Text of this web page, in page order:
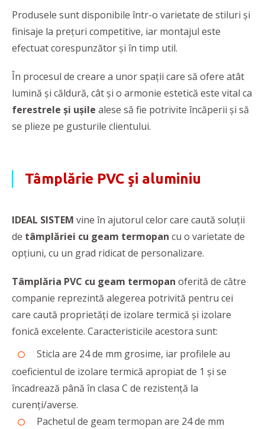
Produsele sunt disponibile într-o varietate de stiluri şi
finisaje la preţuri competitive, iar montajul este
efectuat corespunzător şi în timp util.
În procesul de creare a unor spații care să ofere atât
lumină și căldură, cât și o armonie estetică este vital ca
ferestrele și ușile alese să fie potrivite încăperii și să
se plieze pe gusturile clientului.
Tâmplărie PVC şi aluminiu
IDEAL SISTEM vine în ajutorul celor care caută soluții
de tâmplăriei cu geam termopan cu o varietate de
opţiuni, cu un grad ridicat de personalizare.
Tâmplăria PVC cu geam termopan oferită de către
companie reprezintă alegerea potrivită pentru cei
care caută proprietăţi de izolare termică și izolare
fonică excelente. Caracteristicile acestora sunt:
Sticla are 24 de mm grosime, iar profilele au
coeficientul de izolare termică apropiat de 1 și se
încadrează până în clasa C de rezistență la
curenți/averse.
Pachetul de geam termopan are 24 de mm